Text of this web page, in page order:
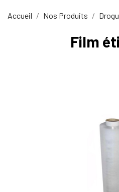
Accueil Nos Produits
Film